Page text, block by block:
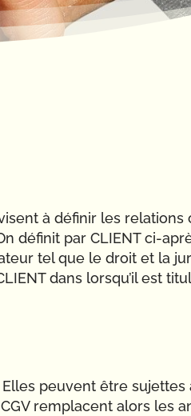
à définir les
définit par CLIENT ci-
tel que le droit et la
dans lorsqu’il est
peuvent être
remplacent alors les